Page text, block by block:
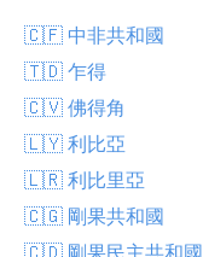
🇨🇫 中非共和國
🇹🇩 乍得
🇨🇻 佛得角
🇱🇾 利比亞
🇱🇷 利比里亞
🇨🇬 剛果共和國
🇨🇩 剛果民主共和國